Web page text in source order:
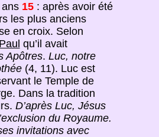
15: après avoir été
les plus anciens
en croix. Selon
Paul qu’il avait
Apôtres. Luc, notre
(4, 11). Luc est
le Temple de
Dans la tradition
D’après Luc, Jésus
du Royaume.
invitations avec